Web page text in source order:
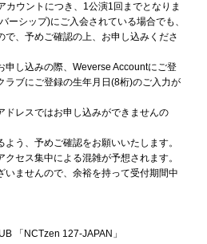
ウントにつき、1公演1回までとなりま
ーシップ)にご入会されている場合でも、
で、予めご確認の上、お申し込みくださ
し込みの際、Weverse Accountにご登
ラブにご登録の生年月日(8桁)のご入力が
ドレスではお申し込みができませんの
う、予めご確認をお願いいたします。
セス集中による混雑が予想されます。
いませんので、余裕を持って受付期間中
「NCTzen 127-JAPAN」